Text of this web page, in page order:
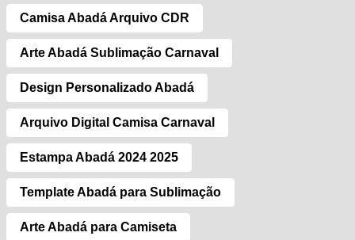
Camisa Abadá Arquivo CDR
Arte Abadá Sublimação Carnaval
Design Personalizado Abadá
Arquivo Digital Camisa Carnaval
Estampa Abadá 2024 2025
Template Abadá para Sublimação
Arte Abadá para Camiseta